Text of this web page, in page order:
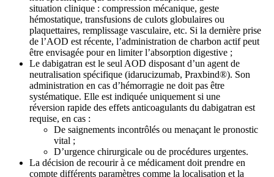
situation clinique : compression mécanique, geste
hémostatique, transfusions de culots globulaires ou
plaquettaires, remplissage vasculaire, etc. Si la dernière prise
de l’AOD est récente, l’administration de charbon actif peut
être envisagée pour en limiter l’absorption digestive ;
Le dabigatran est le seul AOD disposant d’un agent de
neutralisation spécifique (idarucizumab, Praxbind®). Son
administration en cas d’hémorragie ne doit pas être
systématique. Elle est indiquée uniquement si une
réversion rapide des effets anticoagulants du dabigatran est
requise, en cas :
De saignements incontrôlés ou menaçant le pronostic
vital ;
D’urgence chirurgicale ou de procédures urgentes.
La décision de recourir à ce médicament doit prendre en
compte différents paramètres comme la localisation et la